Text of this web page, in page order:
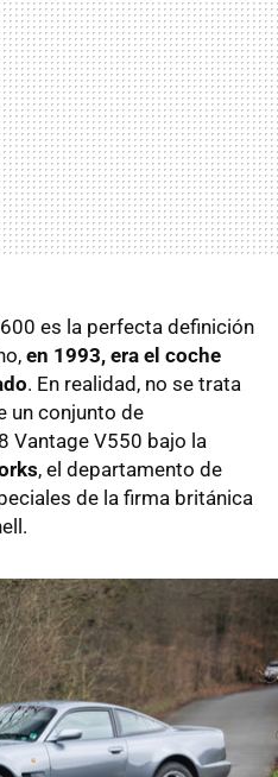
es la perfecta definición
en 1993, era el coche
. En realidad, no se trata
un conjunto de
Vantage V550 bajo la
, el departamento de
de la firma británica